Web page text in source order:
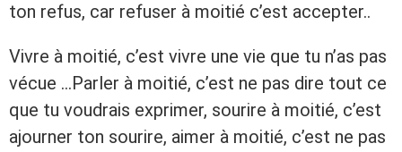
ton refus, car refuser à moitié c’est accepter..
Vivre à moitié, c’est vivre une vie que tu n’as pas
vécue …Parler à moitié, c’est ne pas dire tout ce
que tu voudrais exprimer, sourire à moitié, c’est
ajourner ton sourire, aimer à moitié, c’est ne pas